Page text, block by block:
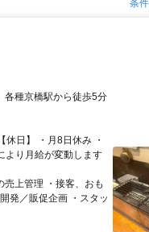
条
日】 ・月8日休み ・
り月給が変動します
上管理 ・接客、おも
発／販促企画 ・スタッ